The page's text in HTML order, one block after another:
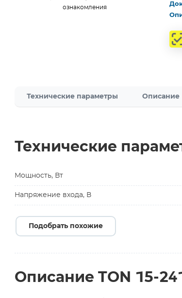
ознакомления
Технические параметры Описание
Технические
Мощность, Вт
Напряжение входа, В
Подобрать похожие
Описание TON 15-